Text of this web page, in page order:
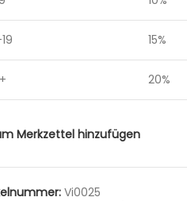
15%
20%
Merkzettel hinzufügen
Vi0025